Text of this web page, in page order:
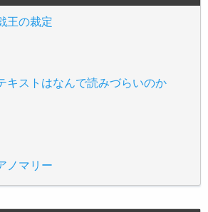
王の裁定
キストはなんで読みづらいのか
ノマリー